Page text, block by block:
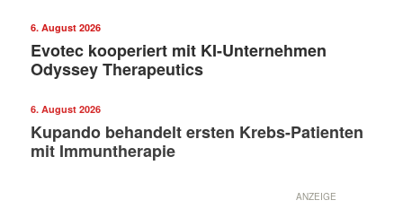
6. August 2026
Evotec kooperiert mit KI-Unternehmen
Odyssey Therapeutics
6. August 2026
Kupando behandelt ersten Krebs-Patienten
mit Immuntherapie
ANZEIGE